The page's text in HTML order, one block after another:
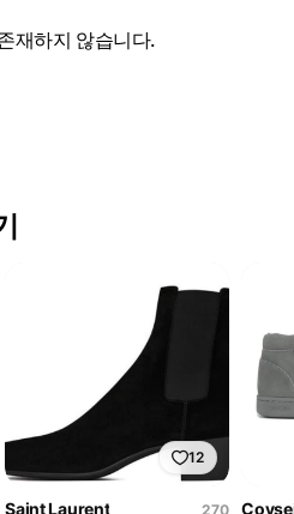
재하지 않습니다.
12
Saint Laurent
270